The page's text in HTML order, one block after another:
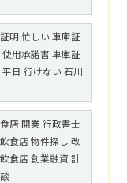
明 忙しい 車庫証
用承諾書 車庫証
日 行けない 石川
店 開業 行政書士
食店 物件探し 改
食店 創業融資 計